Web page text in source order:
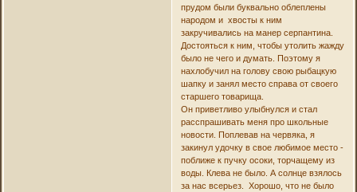
прудом были буквально облеплены
народом и хвосты к ним
закручивались на манер серпантина.
Достояться к ним, чтобы утолить жажду
было не чего и думать. Поэтому я
нахлобучил на голову свою рыбацкую
шапку и занял место справа от своего
старшего товарища.
Он приветливо улыбнулся и стал
расспрашивать меня про школьные
новости. Поплевав на червяка, я
закинул удочку в свое любимое место -
поближе к пучку осоки, торчащему из
воды. Клева не было. А солнце взялось
за нас всерьез. Хорошо, что не было